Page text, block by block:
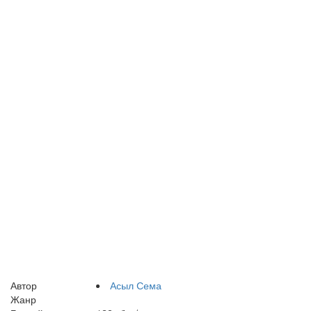
Автор
Асыл Сема
Жанр